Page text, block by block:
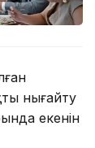
нығайту
екенін